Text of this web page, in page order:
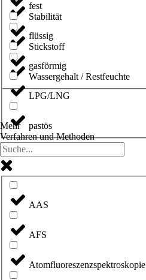
Stabilität
Stickstoff
Wassergehalt / Restfeuchte
fest
flüssig
gasförmig
LPG/LNG
pastös
Mehr
Verfahren und Methoden
AAS
AFS
Atomfluoreszenzspektroskopie